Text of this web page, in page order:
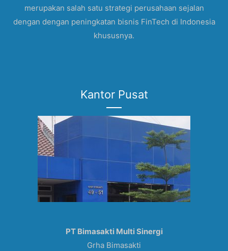
merupakan salah satu strategi perusahaan sejalan
dengan dengan peningkatan bisnis FinTech di Indonesia
khususnya.
Kantor Pusat
PT Bimasakti Multi Sinergi
Grha Bimasakti